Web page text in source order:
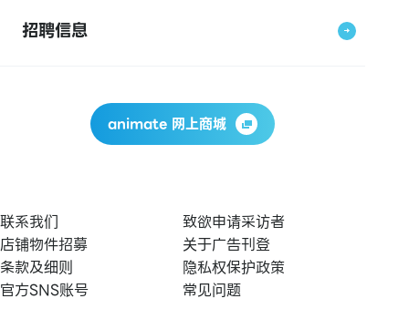
招聘信息
animate 网上商城
联系我们
致欲申请采访者
店铺物件招募
关于广告刊登
条款及细则
隐私权保护政策
官方SNS账号
常见问题